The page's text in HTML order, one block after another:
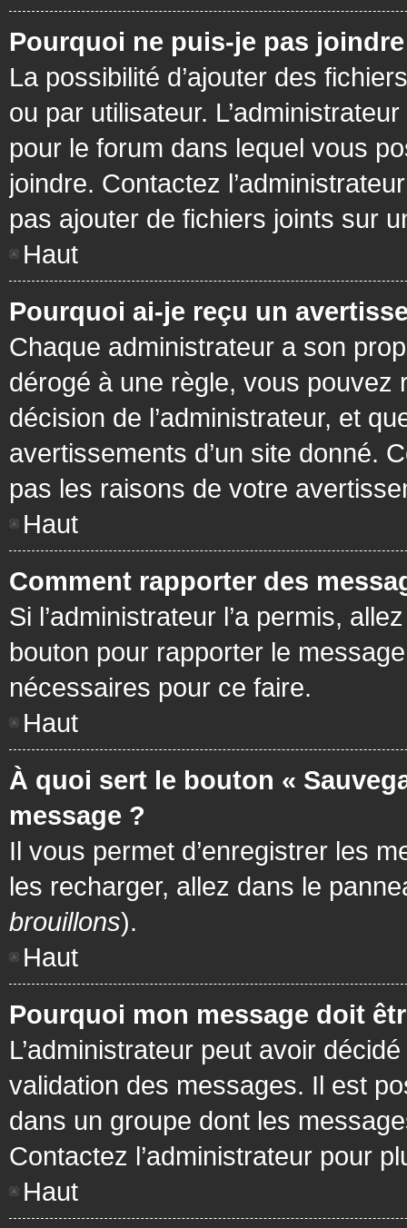
Pourquoi ne puis-je pas
La possibilité d’ajouter des
ou par utilisateur.
pour le forum dans lequel vous
joindre. Contactez
pas ajouter de fichiers joints sur
Haut
Pourquoi ai-je reçu un
Chaque administrateur a son
dérogé à une règle, vous pouvez
décision de l’administrateur, et
avertissements d’un site donné.
pas les raisons de votre
Haut
Comment rapporter des
Si l’administrateur l’a permis,
bouton pour rapporter le
nécessaires pour ce faire.
Haut
À quoi sert le bouton «
message ?
Il vous permet d’enregistrer les
les recharger, allez dans le
brouillons).
Haut
Pourquoi mon message doit
L’administrateur peut avoir
validation des messages. Il est
dans un groupe dont les
Contactez l’administrateur pour
Haut